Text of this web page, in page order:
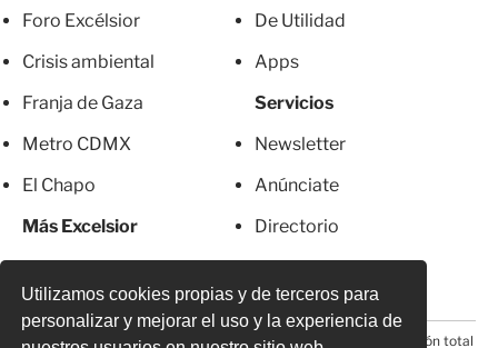
Utilizamos cookies propias y de terceros para
personalizar y mejorar el uso y la experiencia de
Foro Excélsior
Crisis ambiental
Franja de Gaza
Metro CDMX
El Chapo
Más Excelsior
De Utilidad
Apps
Servicios
Newsletter
Anúnciate
Directorio
© 2026 Todos los derechos reservados. Prohibida la reproducción total